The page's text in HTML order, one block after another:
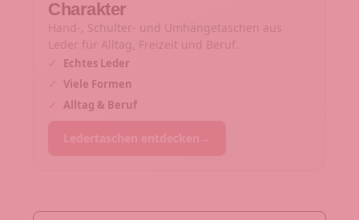
Charakter
Hand-, Schulter- und Umhängetaschen aus
Leder für Alltag, Freizeit und Beruf.
Echtes Leder
Viele Formen
Alltag & Beruf